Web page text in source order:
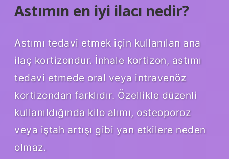
Astımın en iyi ilacı nedir?
Astımı tedavi etmek için kullanılan ana
ilaç kortizondur. İnhale kortizon, astımı
tedavi etmede oral veya intravenöz
kortizondan farklıdır. Özellikle düzenli
kullanıldığında kilo alımı, osteoporoz
veya iştah artışı gibi yan etkilere neden
olmaz.